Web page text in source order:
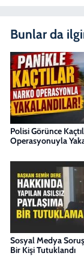
Bunlar da
Polisi Görünce
Operasyonuyla
Sosyal Medya
Bir Kişi Tutuklandı